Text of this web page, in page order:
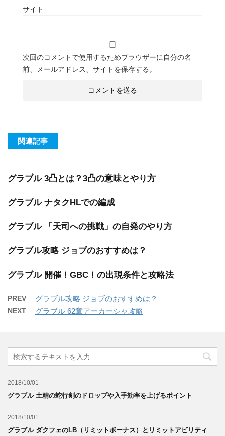
サイト
次回のコメントで使用するためブラウザーに自分の名
前、メールアドレス、サイトを保存する。
関連記事
グラブル 3凸とは？3凸の意味とやり方
グラブル ナタクHLでの編成
グラブル 「天司への挑戦」の自発のやり方
グラブル攻略 ジョブのおすすめは？
グラブル 開催！GBC！の出現条件と攻略法
PREV グラブル攻略 ジョブのおすすめは？
NEXT グラブル 62章アーカーシャ攻略
2018/10/01
グラブル 土精の蛇行剣のドロップや入手効率を上げるポイント
2018/10/01
グラブル ダクフェのLB（リミットボーナス）とリミットアビリティ